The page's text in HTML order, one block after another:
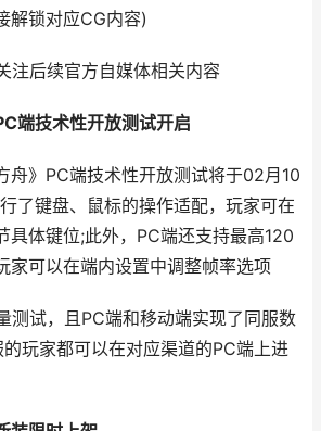
解锁对应CG内容)
注后续官方自媒体相关内容
端技术性开放测试开启
舟》PC端技术性开放测试将于02月10
了键盘、鼠标的操作适配，玩家可在
具体键位;此外，PC端还支持最高120
家可以在端内设置中调整帧率选项
试，且PC端和移动端实现了同服数
玩家都可以在对应渠道的PC端上进